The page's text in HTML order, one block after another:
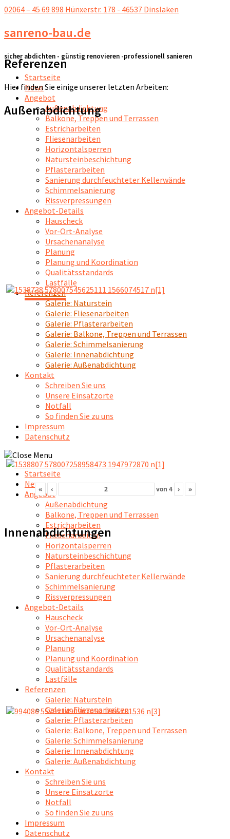
02064 – 45 69 898 Hünxerstr. 178 - 46537 Dinslaken
sanreno-bau.de
sicher abdichten - günstig renovieren -professionell sanieren
Startseite
News
Angebot
Außenabdichtung
Balkone, Treppen und Terrassen
Estricharbeiten
Fliesenarbeiten
Horizontalsperren
Natursteinbeschichtung
Pflasterarbeiten
Sanierung durchfeuchteter Kellerwände
Schimmelsanierung
Rissverpressungen
Angebot-Details
Hauscheck
Vor-Ort-Analyse
Ursachenanalyse
Planung
Planung und Koordination
Qualitätsstandards
Lastfälle
Referenzen
Galerie: Naturstein
Galerie: Fliesenarbeiten
Galerie: Pflasterarbeiten
Galerie: Balkone, Treppen und Terrassen
Galerie: Schimmelsanierung
Galerie: Innenabdichtung
Galerie: Außenabdichtung
Kontakt
Schreiben Sie uns
Unsere Einsatzorte
Notfall
So finden Sie zu uns
Impressum
Datenschutz
Startseite
News
Angebot
Außenabdichtung
Balkone, Treppen und Terrassen
Estricharbeiten
Fliesenarbeiten
Horizontalsperren
Natursteinbeschichtung
Pflasterarbeiten
Sanierung durchfeuchteter Kellerwände
Schimmelsanierung
Rissverpressungen
Angebot-Details
Hauscheck
Vor-Ort-Analyse
Ursachenanalyse
Planung
Planung und Koordination
Qualitätsstandards
Lastfälle
Referenzen
Galerie: Naturstein
Galerie: Fliesenarbeiten
Galerie: Pflasterarbeiten
Galerie: Balkone, Treppen und Terrassen
Galerie: Schimmelsanierung
Galerie: Innenabdichtung
Galerie: Außenabdichtung
Kontakt
Schreiben Sie uns
Unsere Einsatzorte
Notfall
So finden Sie zu uns
Impressum
Datenschutz
Referenzen
Hier finden Sie einige unserer letzten Arbeiten:
Außenabdichtung
« ‹ von 4 › »
Innenabdichtungen